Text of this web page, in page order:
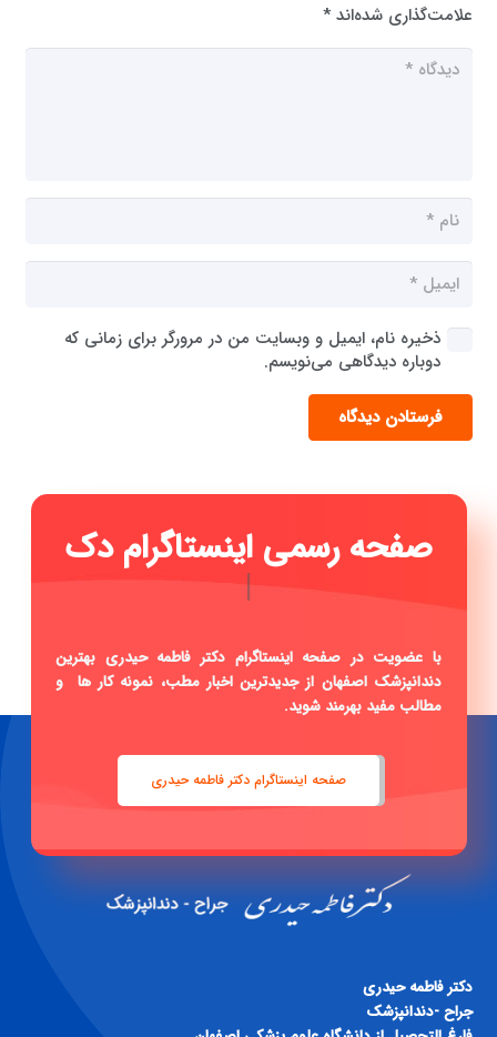
علامت‌گذاری شده‌اند*
ذخیره نام، ایمیل و وبسایت من در مرورگر برای زمانی که
دوباره دیدگاهی می‌نویسم.
فرستادن دیدگاه
صفحه رسمی اینستاگرام دکتر
فاطمه ح
با عضویت در صفحه اینستاگرام دکتر فاطمه حیدری بهترین
دندانپزشک اصفهان از جدیدترین اخبار مطب، نمونه کار ها و
دكتر فاطمه حيدری